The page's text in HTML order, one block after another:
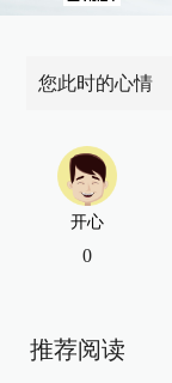
您此时的心情
开心
0
推荐阅读